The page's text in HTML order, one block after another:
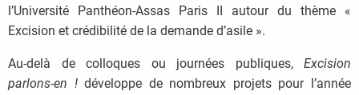
l’Université Panthéon-Assas Paris II autour du thème «
Excision et crédibilité de la demande d’asile ».
Au-delà de colloques ou journées publiques, Excision
parlons-en !développe de nombreux projets pour l’année